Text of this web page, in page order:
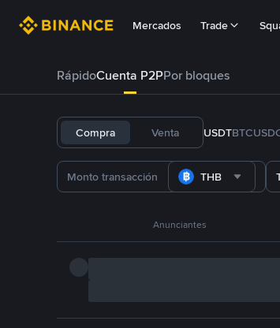
Mercados Trade
RápidoCuenta P2PPor bloques
Compra Venta USDTBTC
THB
Anunciantes